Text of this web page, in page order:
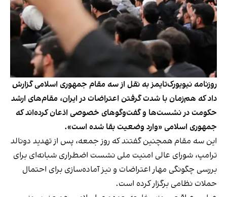
روزنامه نیویورک‌تایمز به نقل از سه مقام جمهوری اسلامی گزارش
داد که هم‌زمان با شدت گرفتن اعتراضات در ایران، مقام‌های ارشد
حکومت در نشست‌ها و گفت‌وگوهای خصوصی اذعان کرده‌اند که
جمهوری اسلامی «وارد وضعیت بقا شده است».
این سه مقام همچنین گفتند که روز جمعه، پس از تهدید دونالد
ترامپ، شورای عالی امنیت ملی نشست اضطراری شبانه‌ای برای
بررسی چگونگی مهار اعتراضات و نیز آماده‌سازی برای احتمال
حملات نظامی برگزار کرده است.